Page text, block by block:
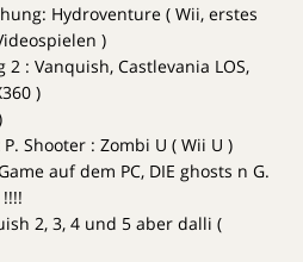
Hydroventure ( Wii, erstes
)
: Vanquish, Castlevania LOS,
)
Shooter : Zombi U ( Wii U )
auf dem PC, DIE ghosts n G.
2, 3, 4 und 5 aber dalli (